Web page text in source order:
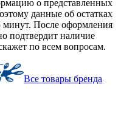
о представленных
данные об остатках
минут. После оформления
подтвердит наличие
по всем вопросам.
Все товары бренда